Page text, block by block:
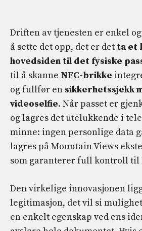
Driften av tjenesten er enkel
å sette det opp, det er det ta et
hovedsiden til det fysiske
til å skanne NFC-brikke
og fullfør en sikkerhetssjekk
videoselfie. Når passet er
og lagres det utelukkende i
minne: ingen personlige data
lagres på Mountain Views
som garanterer full kontroll til
Den virkelige innovasjonen
legitimasjon, det vil si
en enkelt egenskap ved ens